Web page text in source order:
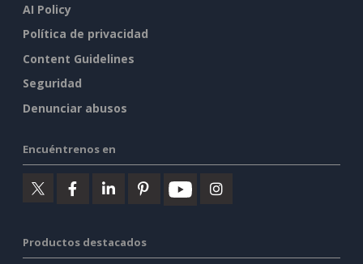
AI Policy
Política de privacidad
Content Guidelines
Seguridad
Denunciar abusos
Encuéntrenos en
Productos destacados